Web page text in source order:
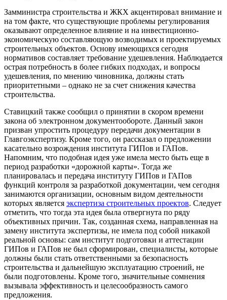
Замминистра строительства и ЖКХ акцентировал внимание и
на том факте, что существующие проблемы регулирования
оказывают определенное влияние и на инвестиционно-
экономическую составляющую возводимых и проектируемых
строительных объектов. Основу имеющихся сегодня
нормативов составляет требование удешевления. Наблюдается
острая потребность в более гибких подходах, и вопросы
удешевления, по мнению чиновника, должны стать
приоритетными – однако не за счет снижения качества
строительства.
Ставицкий также сообщил о принятии в скором времени
закона об электронном документообороте. Данный закон
призван упростить процедуру передачи документации в
Главгоэкспертизу. Кроме того, он рассказал о предложении
касательно возрождения института ГИПов и ГАПов.
Напомним, что подобная идея уже имела место быть еще в
период разработки «дорожной карты». Тогда же
планировалась и передача институту ГИПов и ГАПов
функций контроля за разработкой документации, чем сегодня
занимаются организации, основным видом деятельности
которых является экспертиза строительных проектов. Следует
отметить, что тогда эта идея была отвергнута по ряду
объективных причин. Так, созданная схема, направленная на
замену института экспертизы, не имела под собой никакой
реальной основы: сам институт подготовки и аттестации
ГИПов и ГАПов не был сформирован, специалисты, которые
должны были стать ответственными за безопасность
строительства и дальнейшую эксплуатацию строений, не
были подготовлены. Кроме того, значительные сомнения
вызывала эффективность и целесообразность самого
предложения.